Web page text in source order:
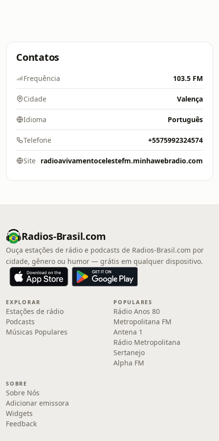
Contatos
Frequência 103.5 FM
Cidade Valença
Idioma Português
Telefone +5575992324574
Site radioavivamentocelestefm.minhawebradio.com
Radios-Brasil.com
Ouça estações de rádio e podcasts de Radios-Brasil.com por
cidade, gênero ou humor — grátis em qualquer dispositivo.
EXPLORAR
Estações de rádio
Podcasts
Músicas Populares
POPULARES
Rádio Anos 80
Metropolitana FM
Antena 1
Rádio Metropolitana
Sertanejo
Alpha FM
SOBRE
Sobre Nós
Adicionar emissora
Widgets
Feedback